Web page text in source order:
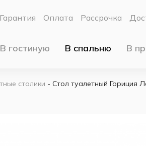
Гарантия Оплата Рассрочка
В гостиную В спальню В
столики - Стол туалетный Гориция